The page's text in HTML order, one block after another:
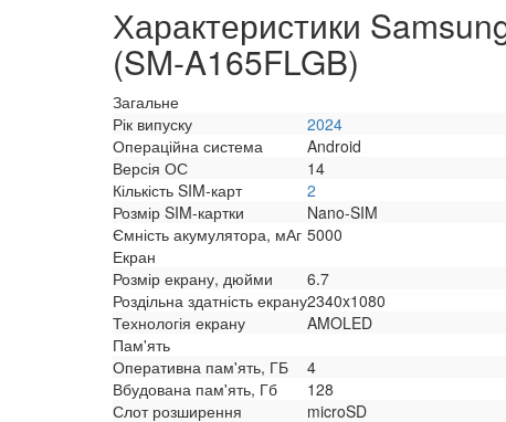
Характеристики
(SM-A165FLGB)
Загальне
Рік випуску
2024
Операційна система
Android
Версія ОС
14
Кількість SIM-карт
2
Розмір SIM-картки
Nano-SIM
Ємність акумулятора, мАг 5000
Екран
Розмір екрану, дюйми
6.7
Роздільна здатність екрану2340x1080
Технологія екрану
AMOLED
Пам'ять
Оперативна пам'ять, ГБ
4
Вбудована пам'ять, Гб
128
Слот розширення
microSD